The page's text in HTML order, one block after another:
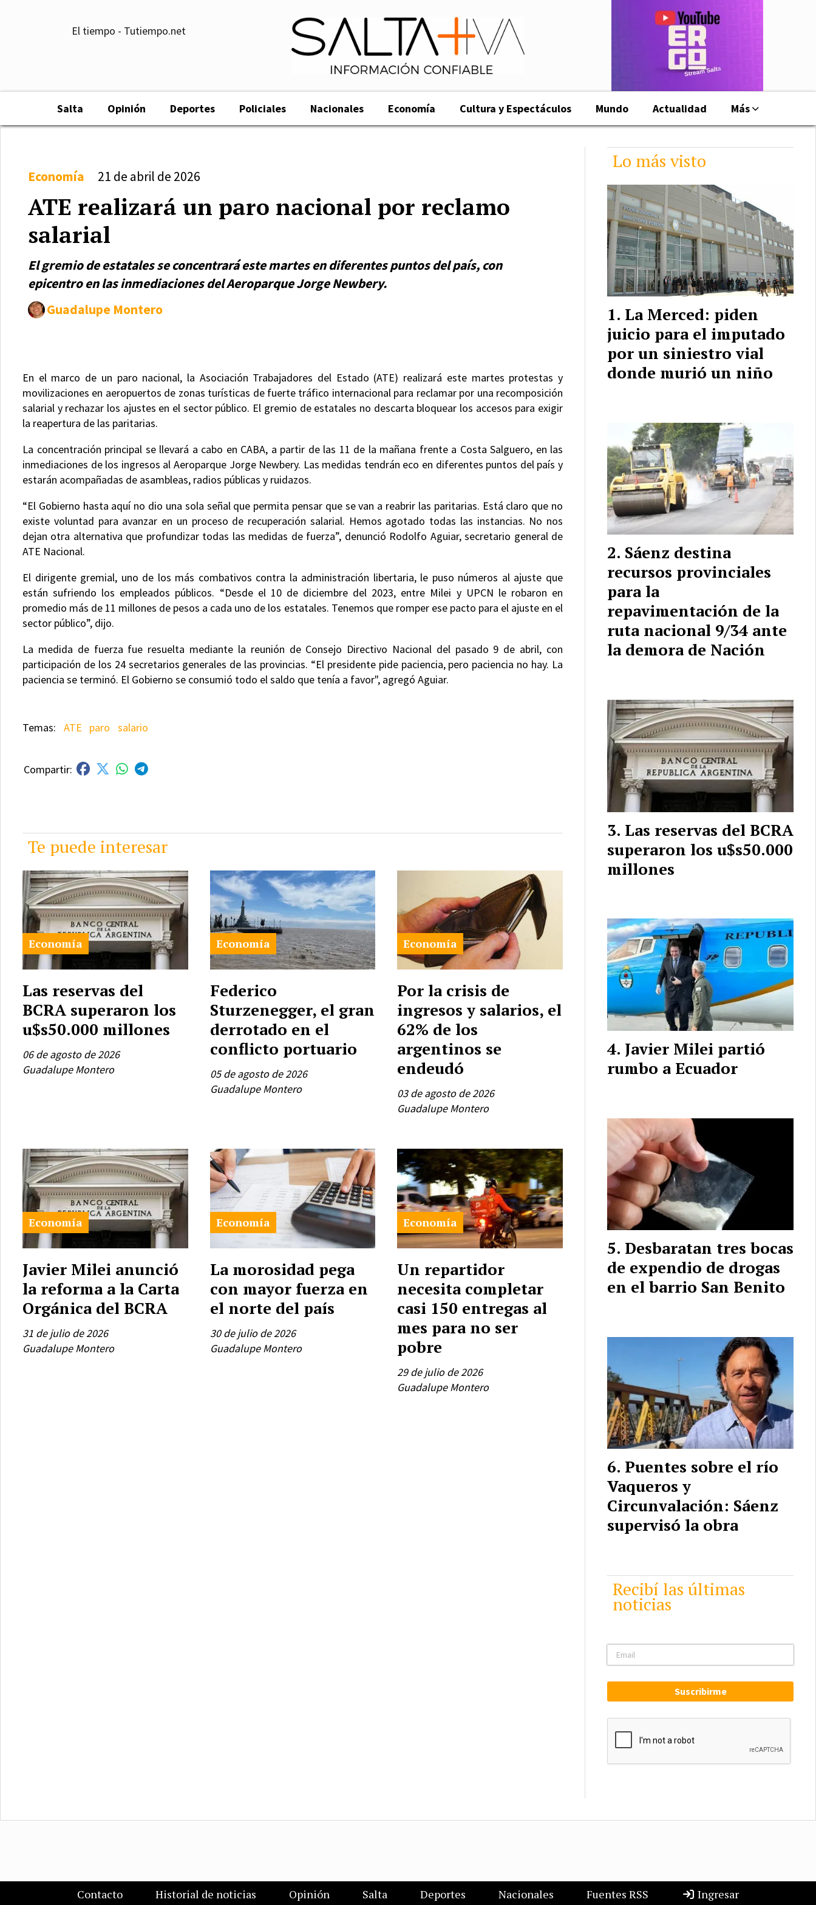
El tiempo - Tutiempo.net
Salta Opinión Deportes Policiales Nacionales Economía Cultura y Espectáculos Mundo Actualidad Más
ATE realizará un paro nacional por reclamo
salarial
El gremio de estatales se concentrará este martes en diferentes puntos del país, con
epicentro en las inmediaciones del Aeroparque Jorge Newbery.
Economía 21 de abril de 2026
Guadalupe Montero
En el marco de un paro nacional, la Asociación Trabajadores del Estado (ATE) realizará este martes protestas y
movilizaciones en aeropuertos de zonas turísticas de fuerte tráfico internacional para reclamar por una recomposición
salarial y rechazar los ajustes en el sector público. El gremio de estatales no descarta bloquear los accesos para exigir
la reapertura de las paritarias.
La concentración principal se llevará a cabo en CABA, a partir de las 11 de la mañana frente a Costa Salguero, en las
inmediaciones de los ingresos al Aeroparque Jorge Newbery. Las medidas tendrán eco en diferentes puntos del país y
estarán acompañadas de asambleas, radios públicas y ruidazos.
“El Gobierno hasta aquí no dio una sola señal que permita pensar que se van a reabrir las paritarias. Está claro que no
existe voluntad para avanzar en un proceso de recuperación salarial. Hemos agotado todas las instancias. No nos
dejan otra alternativa que profundizar todas las medidas de fuerza”, denunció Rodolfo Aguiar, secretario general de
ATE Nacional.
El dirigente gremial, uno de los más combativos contra la administración libertaria, le puso números al ajuste que
están sufriendo los empleados públicos. “Desde el 10 de diciembre del 2023, entre Milei y UPCN le robaron en
promedio más de 11 millones de pesos a cada uno de los estatales. Tenemos que romper ese pacto para el ajuste en el
sector público”, dijo.
La medida de fuerza fue resuelta mediante la reunión de Consejo Directivo Nacional del pasado 9 de abril, con
participación de los 24 secretarios generales de las provincias. “El presidente pide paciencia, pero paciencia no hay. La
paciencia se terminó. El Gobierno se consumió todo el saldo que tenía a favor", agregó Aguiar.
ATE paro salario
Te puede interesar
Las reservas del
BCRA superaron los
u$s50.000 millones
Guadalupe Montero
Economía
06 de agosto de 2026
Federico
Sturzenegger, el gran
derrotado en el
conflicto portuario
Guadalupe Montero
Economía
05 de agosto de 2026
Por la crisis de
ingresos y salarios, el
62% de los
argentinos se
endeudó
Guadalupe Montero
Economía
03 de agosto de 2026
Javier Milei anunció
la reforma a la Carta
Orgánica del BCRA
Guadalupe Montero
Economía
31 de julio de 2026
La morosidad pega
con mayor fuerza en
el norte del país
Guadalupe Montero
Economía
30 de julio de 2026
Un repartidor
necesita completar
casi 150 entregas al
mes para no ser
pobre
Guadalupe Montero
Economía
29 de julio de 2026
Lo más visto
La Merced: piden
juicio para el imputado
por un siniestro vial
donde murió un niño
Sáenz destina
recursos provinciales
para la
repavimentación de la
ruta nacional 9/34 ante
la demora de Nación
Las reservas del BCRA
superaron los u$s50.000
millones
Javier Milei partió
rumbo a Ecuador
Desbaratan tres bocas
de expendio de drogas
en el barrio San Benito
Puentes sobre el río
Vaqueros y
Circunvalación: Sáenz
supervisó la obra
Recibí las últimas
noticias
Suscribirme
Contacto Historial de noticias Opinión Salta Deportes Nacionales Fuentes RSS Ingresar